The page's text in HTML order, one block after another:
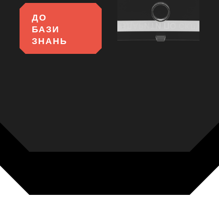
ДО
БАЗИ
ЗНАНЬ